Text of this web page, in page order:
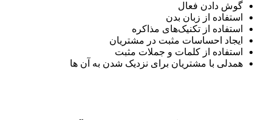
گوش دادن فعال
استفاده از زبان بدن
استفاده از تکنیک‌های مذاکره
ایجاد احساسات مثبت در مشتریان
استفاده از کلمات و جملات مثبت
همدلی با مشتریان برای نزدیک شدن به آن ها